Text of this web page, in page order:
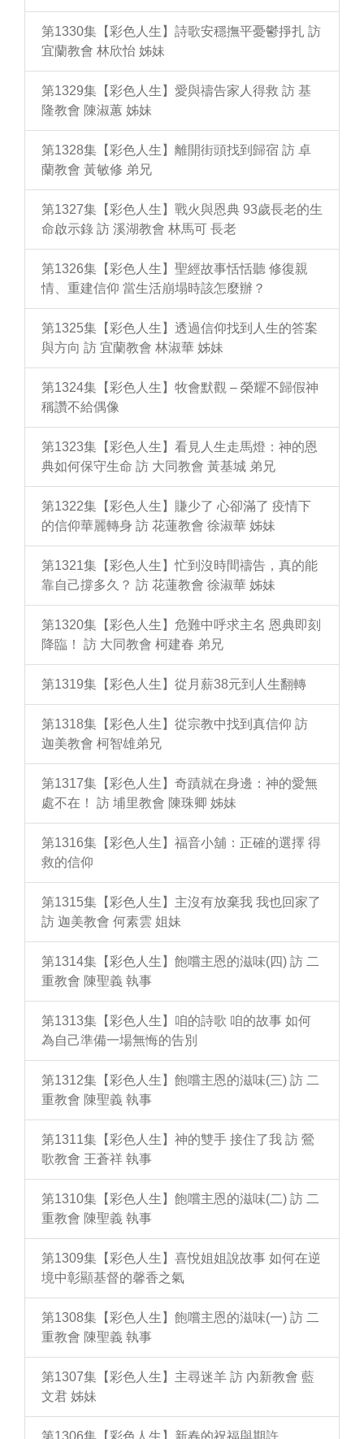
第1330集【彩色人生】詩歌安穩撫平憂鬱掙扎 訪
宜蘭教會 林欣怡 姊妹
第1329集【彩色人生】愛與禱告家人得救 訪 基
隆教會 陳淑蕙 姊妹
第1328集【彩色人生】離開街頭找到歸宿 訪 卓
蘭教會 黃敏修 弟兄
第1327集【彩色人生】戰火與恩典 93歲長老的生
命啟示錄 訪 溪湖教會 林馬可 長老
第1326集【彩色人生】聖經故事恬恬聽 修復親
情、重建信仰 當生活崩塌時該怎麼辦？
第1325集【彩色人生】透過信仰找到人生的答案
與方向 訪 宜蘭教會 林淑華 姊妹
第1324集【彩色人生】牧會默觀 – 榮耀不歸假神
稱讚不給偶像
第1323集【彩色人生】看見人生走馬燈：神的恩
典如何保守生命 訪 大同教會 黃基城 弟兄
第1322集【彩色人生】賺少了 心卻滿了 疫情下
的信仰華麗轉身 訪 花蓮教會 徐淑華 姊妹
第1321集【彩色人生】忙到沒時間禱告，真的能
靠自己撐多久？ 訪 花蓮教會 徐淑華 姊妹
第1320集【彩色人生】危難中呼求主名 恩典即刻
降臨！ 訪 大同教會 柯建春 弟兄
第1319集【彩色人生】從月薪38元到人生翻轉
第1318集【彩色人生】從宗教中找到真信仰 訪
迦美教會 柯智雄弟兄
第1317集【彩色人生】奇蹟就在身邊：神的愛無
處不在！ 訪 埔里教會 陳珠卿 姊妹
第1316集【彩色人生】福音小舖：正確的選擇 得
救的信仰
第1315集【彩色人生】主沒有放棄我 我也回家了
訪 迦美教會 何素雲 姐妹
第1314集【彩色人生】飽嚐主恩的滋味(四) 訪 二
重教會 陳聖義 執事
第1313集【彩色人生】咱的詩歌 咱的故事 如何
為自己準備一場無悔的告別
第1312集【彩色人生】飽嚐主恩的滋味(三) 訪 二
重教會 陳聖義 執事
第1311集【彩色人生】神的雙手 接住了我 訪 鶯
歌教會 王蒼祥 執事
第1310集【彩色人生】飽嚐主恩的滋味(二) 訪 二
重教會 陳聖義 執事
第1309集【彩色人生】喜悅姐姐說故事 如何在逆
境中彰顯基督的馨香之氣
第1308集【彩色人生】飽嚐主恩的滋味(一) 訪 二
重教會 陳聖義 執事
第1307集【彩色人生】主尋迷羊 訪 內新教會 藍
文君 姊妹
第1306集【彩色人生】新春的祝福與期許